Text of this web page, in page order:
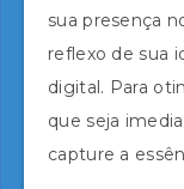
sua presença
reflexo de sua
digital. Para
que seja
capture a